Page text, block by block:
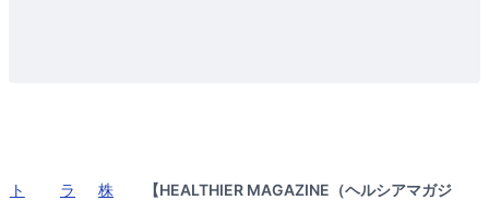
ト
ラ
株
【HEALTHIER MAGAZINE（ヘルシアマガジ